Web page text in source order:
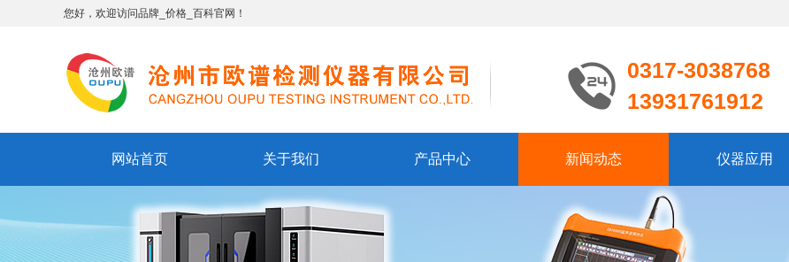
您好，欢迎访问品牌_价格_百科官网！
0317-3038768
13931761912
网站首页 关于我们 产品中心 新闻动态 仪器应用